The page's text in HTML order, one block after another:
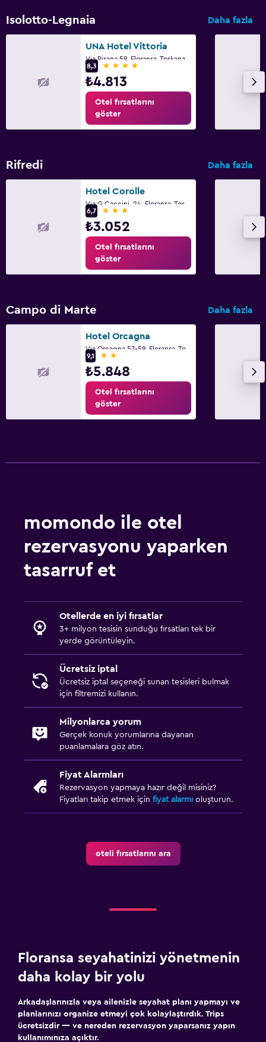
Isolotto-Legnaia Daha fazla
UNA Hotel Vittoria
Via Pisana 59, Floransa, Toskana
8,3
4 yıldız
₺4.813
Otel fırsatlarını
göster
Rifredi Daha fazla
Hotel Corolle
6,7
3 yıldız
₺3.052
Otel fırsatlarını
göster
Campo di Marte Daha fazla
Hotel Orcagna
9,1
2 yıldız
₺5.848
Otel fırsatlarını
göster
momondo ile otel
rezervasyonu yaparken
tasarruf et
Otellerde en iyi fırsatlar
3+ milyon tesisin sunduğu fırsatları tek bir
yerde görüntüleyin.
Ücretsiz iptal
Ücretsiz iptal seçeneği sunan tesisleri bulmak
için filtremizi kullanın.
Milyonlarca yorum
Gerçek konuk yorumlarına dayanan
puanlamalara göz atın.
Fiyat Alarmları
Rezervasyon yapmaya hazır değil misiniz?
Fiyatları takip etmek için fiyat alarmı oluşturun.
oteli fırsatlarını ara
Floransa seyahatinizi yönetmenin
daha kolay bir yolu
Arkadaşlarınızla veya ailenizle seyahat planı yapmayı ve
planlarınızı organize etmeyi çok kolaylaştırdık. Trips
ücretsizdir — ve nereden rezervasyon yaparsanız yapın
kullanımınıza açıktır.